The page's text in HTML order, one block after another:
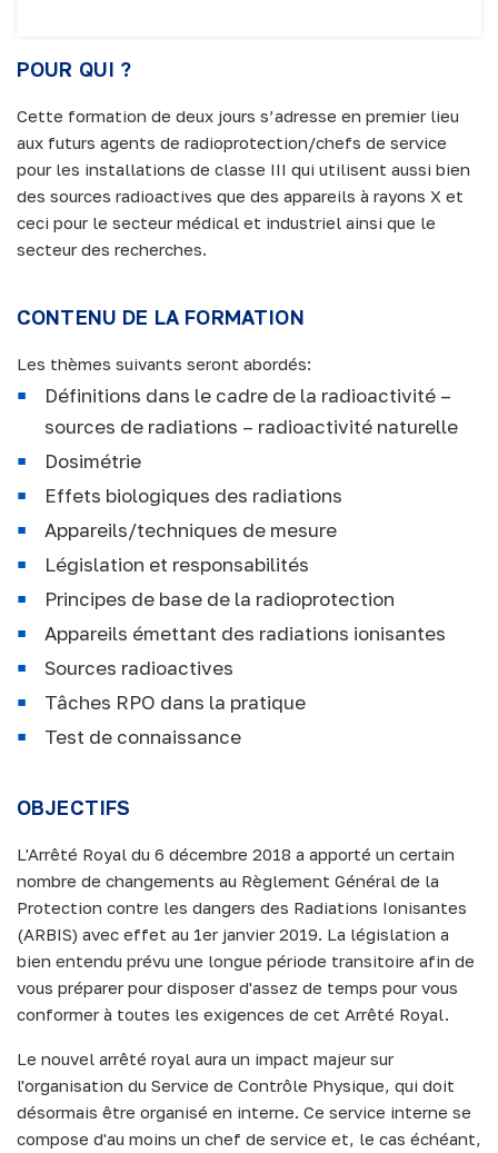
POUR QUI ?
Cette formation de deux jours s’adresse en premier lieu
aux futurs agents de radioprotection/chefs de service
pour les installations de classe III qui utilisent aussi bien
des sources radioactives que des appareils à rayons X et
ceci pour le secteur médical et industriel ainsi que le
secteur des recherches.
CONTENU DE LA FORMATION
Les thèmes suivants seront abordés:
Définitions dans le cadre de la radioactivité –
sources de radiations – radioactivité naturelle
Dosimétrie
Effets biologiques des radiations
Appareils/techniques de mesure
Législation et responsabilités
Principes de base de la radioprotection
Appareils émettant des radiations ionisantes
Sources radioactives
Tâches RPO dans la pratique
Test de connaissance
OBJECTIFS
L'Arrêté Royal du 6 décembre 2018 a apporté un certain
nombre de changements au Règlement Général de la
Protection contre les dangers des Radiations Ionisantes
(ARBIS) avec effet au 1er janvier 2019. La législation a
bien entendu prévu une longue période transitoire afin de
vous préparer pour disposer d'assez de temps pour vous
conformer à toutes les exigences de cet Arrêté Royal.
Le nouvel arrêté royal aura un impact majeur sur
l'organisation du Service de Contrôle Physique, qui doit
désormais être organisé en interne. Ce service interne se
compose d'au moins un chef de service et, le cas échéant,